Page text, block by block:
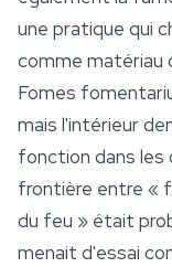
une pratique qui
comme matériau
Fomes
mais l'intérieur
fonction dans les
frontière entre «
du feu » était
menait d'essai